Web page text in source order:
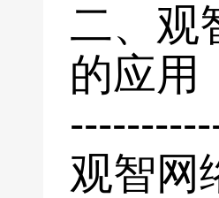
二、观
的应用
观智网